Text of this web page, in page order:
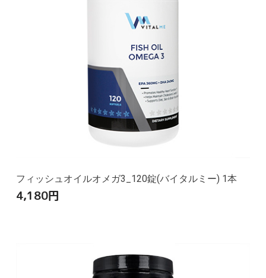
フィッシュオイルオメガ3_120錠(バイタルミー) 1本
4,180円